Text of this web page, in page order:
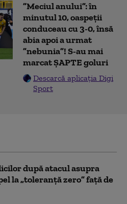
”Meciul anului”: în
minutul 10, oaspeții
conduceau cu 3-0, însă
abia apoi a urmat
”nebunia”! S-au mai
marcat ȘAPTE goluri
Descarcă aplicația Digi
Sport
după atacul asupra
la „toleranță zero” față de